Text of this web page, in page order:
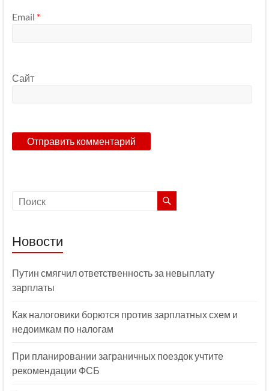
Email *
Сайт
Новости
Путин смягчил ответственность за невыплату
зарплаты
Как налоговики борются против зарплатных схем и
недоимкам по налогам
При планировании заграничных поездок учтите
рекомендации ФСБ